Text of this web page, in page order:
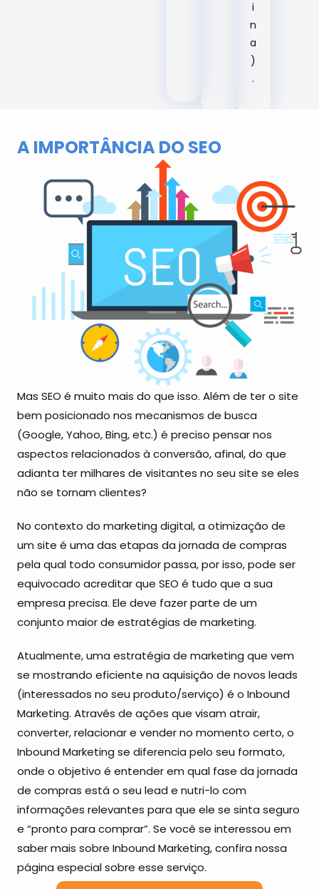
i
n
a
)
.
A IMPORTÂNCIA DO SEO
Mas SEO é muito mais do que isso. Além de ter o site
bem posicionado nos mecanismos de busca
(Google, Yahoo, Bing, etc.) é preciso pensar nos
aspectos relacionados à conversão, afinal, do que
adianta ter milhares de visitantes no seu site se eles
não se tornam clientes?
No contexto do marketing digital, a otimização de
um site é uma das etapas da jornada de compras
pela qual todo consumidor passa, por isso, pode ser
equivocado acreditar que SEO é tudo que a sua
empresa precisa. Ele deve fazer parte de um
conjunto maior de estratégias de marketing.
Atualmente, uma estratégia de marketing que vem
se mostrando eficiente na aquisição de novos leads
(interessados no seu produto/serviço) é o Inbound
Marketing. Através de ações que visam atrair,
converter, relacionar e vender no momento certo, o
Inbound Marketing se diferencia pelo seu formato,
onde o objetivo é entender em qual fase da jornada
de compras está o seu lead e nutri-lo com
informações relevantes para que ele se sinta seguro
e “pronto para comprar”. Se você se interessou em
saber mais sobre Inbound Marketing, confira nossa
página especial sobre esse serviço.